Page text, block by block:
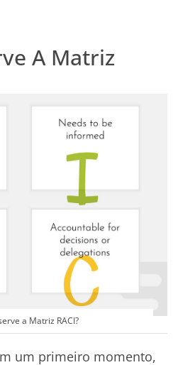
A Matriz
a Matriz RACI?
um primeiro momento,